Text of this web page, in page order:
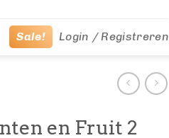
Sale! Login / Registreren
en Fruit 2